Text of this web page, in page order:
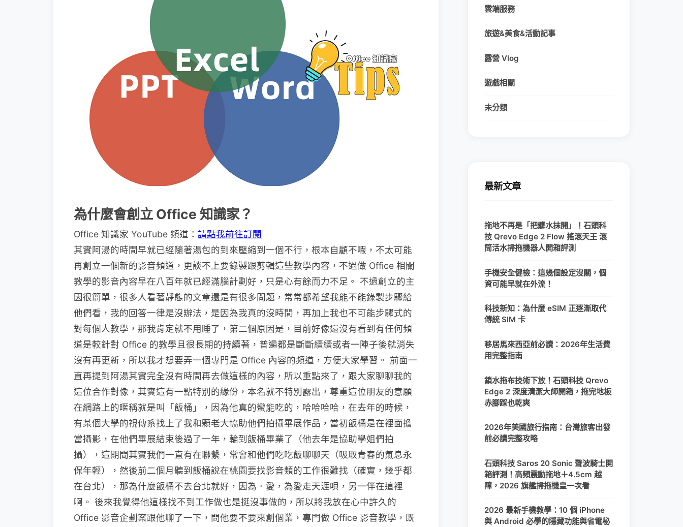
為什麼會創立 Office 知識家？
Office 知識家 YouTube 頻道： 請點我前往訂閱
其實阿湯的時間早就已經隨著湯包的到來壓縮到一個不行，根本自顧不㗇，不太可能
再創立一個新的影音頻道，更談不上要錄製跟剪輯這些教學內容，不過做 Office 相關
教學的影音內容早在八百年就已經滿腦計劃好，只是心有餘而力不足。 不過創立的主
因很簡單，很多人看著靜態的文章還是有很多問題，常常都希望我能不能錄製步驟給
他們看，我的回答一律是沒辦法，是因為我真的沒時間，再加上我也不可能步驟式的
對每個人教學，那我肯定就不用睡了，第二個原因是，目前好像還沒有看到有任何頻
道是較針對 Office 的教學且很長期的持續著，普遍都是斷斷續續或者一陣子後就消失
沒有再更新，所以我才想要弄一個專門是 Office 內容的頻道，方便大家學習。 前面一
直再提到阿湯其實完全沒有時間再去做這樣的內容，所以重點來了，跟大家聊聊我的
這位合作對像，其實這有一點特別的緣份，本名就不特別露出，尊重這位朋友的意願
在網路上的暱稱就是叫「飯桶」，因為他真的蠻能吃的，哈哈哈哈，在去年的時候，
有某個大學的視傳系找上了我和顆老大協助他們拍攝畢展作品，當初飯桶是在裡面擔
當攝影，在他們畢展結束後過了一年，輪到飯桶畢業了（他去年是協助學姐們拍
攝），這期間其實我們一直有在聯繫，常會和他們吃吃飯聊聊天（吸取青春的氣息永
保年輕），然後前二個月聽到飯桶說在桃園要找影音類的工作很難找（確實，幾乎都
在台北），那為什麼飯桶不去台北就好，因為．愛，為愛走天涯唄，另一伴在這裡
啊。 後來我覺得他這樣找不到工作做也是挺沒事做的，所以將我放在心中許久的
Office 影音企劃案跟他聊了一下，問他要不要來創個業，專門做 Office 影音教學，既
雲端服務
旅遊&美食&活動記事
露營 Vlog
遊戲相關
未分類
最新文章
拖地不再是「把髒水抹開」！石頭科
技 Qrevo Edge 2 Flow 搖滾天王 滾
筒活水掃拖機器人開箱評測
手機安全健檢：這幾個設定沒關，個
資可能早就在外流！
科技新知：為什麼 eSIM 正逐漸取代
傳統 SIM 卡
移居馬來西亞前必讀：2026年生活費
用完整指南
鎖水拖布技術下放！石頭科技 Qrevo
Edge 2 深度清潔大師開箱，拖完地板
赤腳踩也乾爽
2026年美國旅行指南：台灣旅客出發
前必讀完整攻略
石頭科技 Saros 20 Sonic 聲波騎士開
箱評測！高頻震動拖地＋4.5cm 越
障，2026 旗艦掃拖機皇一次看
2026 最新手機教學：10 個 iPhone
與 Android 必學的隱藏功能與省電秘